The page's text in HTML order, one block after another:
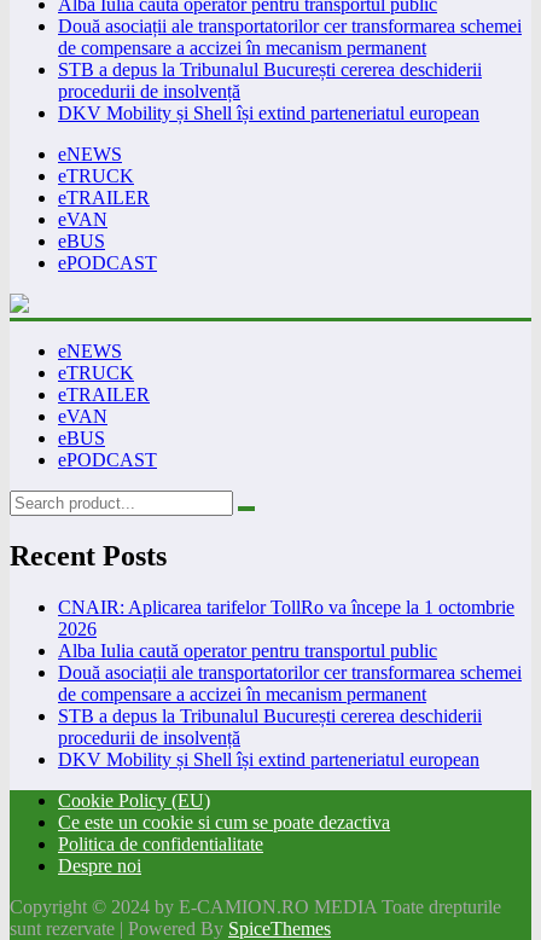
Alba Iulia caută operator pentru transportul public
Două asociații ale transportatorilor cer transformarea schemei
de compensare a accizei în mecanism permanent
STB a depus la Tribunalul București cererea deschiderii
procedurii de insolvență
DKV Mobility și Shell își extind parteneriatul european
eNEWS
eTRUCK
eTRAILER
eVAN
eBUS
ePODCAST
eNEWS
eTRUCK
eTRAILER
eVAN
eBUS
ePODCAST
Recent Posts
CNAIR: Aplicarea tarifelor TollRo va începe la 1 octombrie
2026
Alba Iulia caută operator pentru transportul public
Două asociații ale transportatorilor cer transformarea schemei
de compensare a accizei în mecanism permanent
STB a depus la Tribunalul București cererea deschiderii
procedurii de insolvență
DKV Mobility și Shell își extind parteneriatul european
Cookie Policy (EU)
Ce este un cookie si cum se poate dezactiva
Politica de confidentialitate
Despre noi
Copyright © 2024 by E-CAMION.RO MEDIA Toate drepturile
sunt rezervate | Powered By SpiceThemes